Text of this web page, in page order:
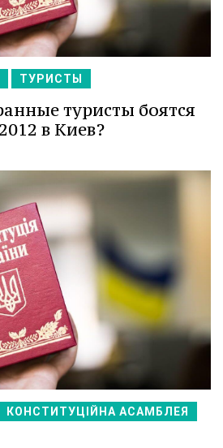
ТУРИСТЫ
туристы боятся
в Киев?
КОНСТИТУЦІЙНА АСАМБЛЕЯ